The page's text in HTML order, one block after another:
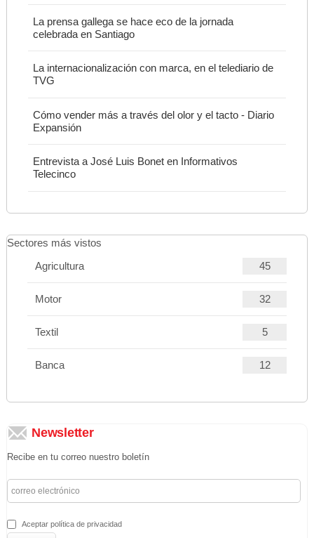
La prensa gallega se hace eco de la jornada
celebrada en Santiago
La internacionalización con marca, en el telediario de
TVG
Cómo vender más a través del olor y el tacto - Diario
Expansión
Entrevista a José Luis Bonet en Informativos
Telecinco
Sectores más vistos
Agricultura
45
Motor 32
Textil 5
Banca 12
Newsletter
Recibe en tu correo nuestro boletín
Aceptar política de privacidad